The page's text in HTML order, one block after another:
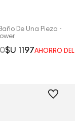
De Una Pieza -
$U 1197AHORRO